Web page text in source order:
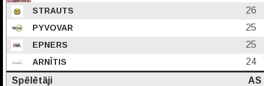
STRAUTS 26
PYVOVAR 25
EPNERS 25
ARNĪTIS
24
Spēlētāji
AS